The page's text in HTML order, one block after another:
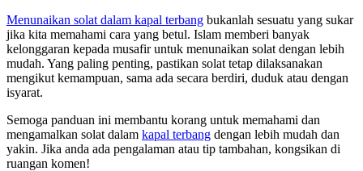
Menunaikan solat dalam kapal terbang bukanlah sesuatu yang sukar
jika kita memahami cara yang betul. Islam memberi banyak
kelonggaran kepada musafir untuk menunaikan solat dengan lebih
mudah. Yang paling penting, pastikan solat tetap dilaksanakan
mengikut kemampuan, sama ada secara berdiri, duduk atau dengan
isyarat.
Semoga panduan ini membantu korang untuk memahami dan
mengamalkan solat dalam kapal terbang dengan lebih mudah dan
yakin. Jika anda ada pengalaman atau tip tambahan, kongsikan di
ruangan komen!